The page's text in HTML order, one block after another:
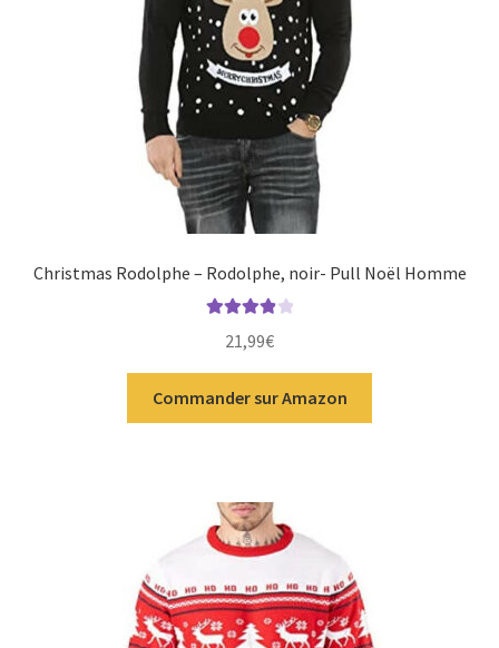
Christmas Rodolphe – Rodolphe, noir- Pull Noël Homme
sur 5
21,99€
Commander sur Amazon